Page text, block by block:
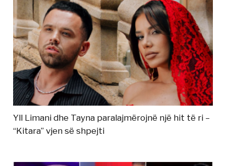
Yll Limani dhe Tayna paralajmërojnë një hit të ri –
“Kitara” vjen së shpejti